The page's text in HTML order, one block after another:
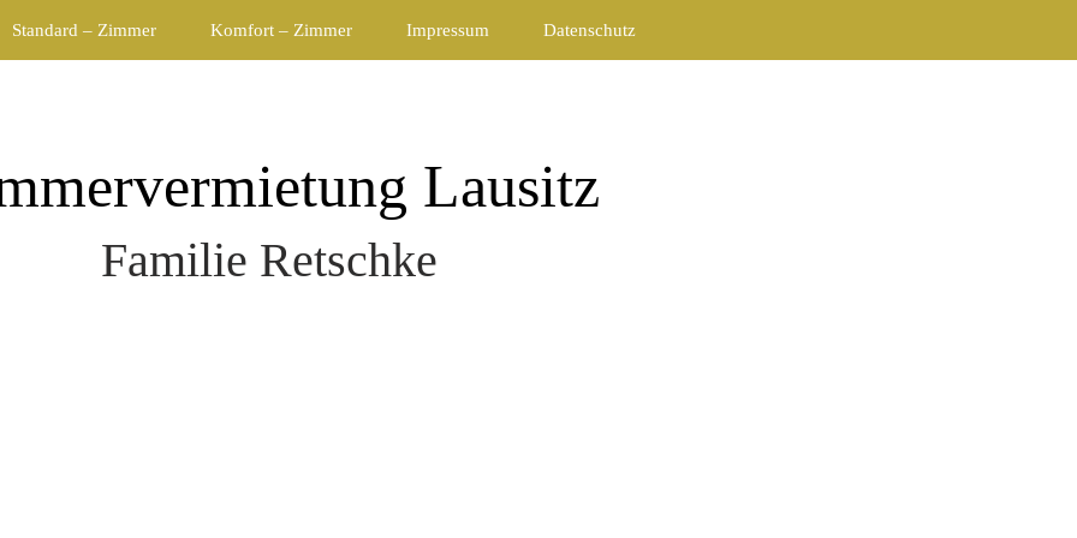
Standard – Zimmer Komfort – Zimmer Impressum Datenschutz
Lausitz
Familie Retschke